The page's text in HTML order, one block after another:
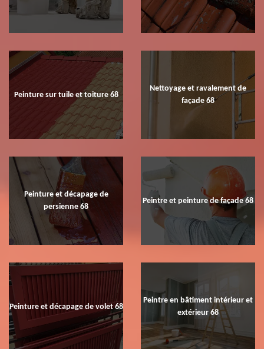
Peinture sur tuile et toiture 68
Nettoyage et ravalement de
façade 68
Peinture et décapage de
persienne 68
Peintre et peinture de façade 68
Peinture et décapage de volet 68
Peintre en bâtiment intérieur et
extérieur 68